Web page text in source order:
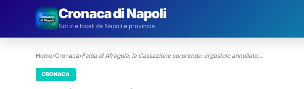
Cronaca di Napoli
Notizie locali da Napoli e provincia
Home›Cronaca›Faida di Afragola, la Cassazione sorprende: ergastolo annullato…
CRONACA